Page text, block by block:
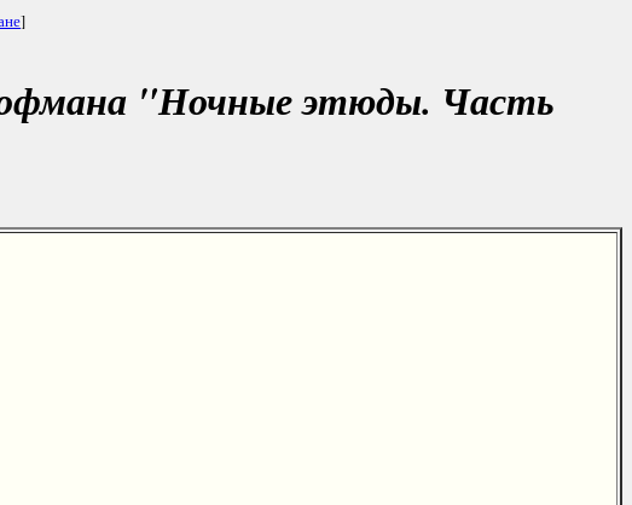
]
"Ночные этюды. Часть